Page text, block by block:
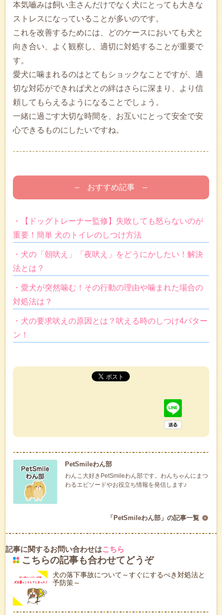
本気嚙みは飼い主さんだけでなく犬にとっても大きな
ストレスになっていることが多いのです。
これを改善するためには、どのケースにおいても犬と
向き合い、よく観察し、適切に対処することが重要で
す。
愛犬に噛まれるのはとてもショックなことですが、適
切な対応ができれば犬との絆はさらに深まり、より信
頼してもらえるようになることでしょう。
一緒に過ごす大切な時間を、お互いにとって安全で安
心できるものにしたいですね。
– おすすめ記事 –
・【ドッグトレーナー監修】失敗しても怒らないのが
重要！簡単 犬のトイレのしつけ方法
・犬の「朝吠え」「夜吠え」をどうにかしたい！解決
法とは？
・愛犬が突然噛む！その行動の理由や噛まれた場合の
対処法は？
・犬の要求吠えの原因とは？吠える時のしつけ4パター
ン！
PetSmileわん部
わんこ大好きPetSmileわん部です。わんちゃんにまつ
わるエピソードやお役立ち情報を発信します♪
「PetSmileわん部」の記事一覧
記事に関するお問い合わせはこちら
こちらの記事も合わせてどうぞ
犬の落下事故について～すぐにするべき対処法と
予防策～